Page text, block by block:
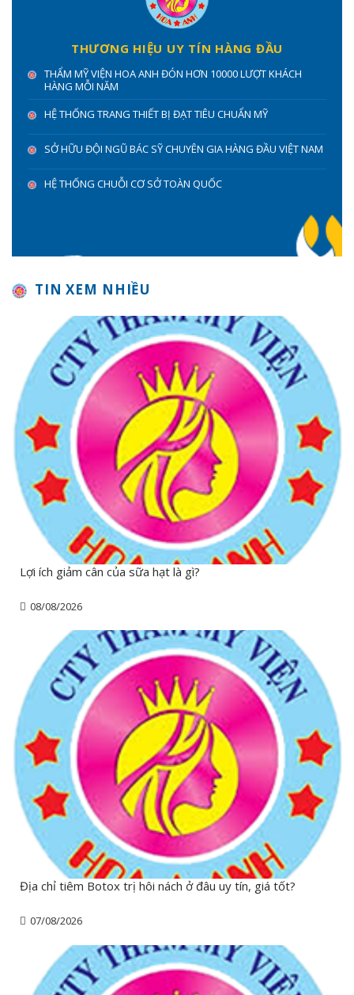
THƯƠNG HIỆU UY TÍN HÀNG ĐẦU
THẨM MỸ VIỆN HOA ANH ĐÓN HƠN 10000 LƯỢT KHÁCH
HÀNG MỖI NĂM
HỆ THỐNG TRANG THIẾT BỊ ĐẠT TIÊU CHUẨN MỸ
SỞ HỮU ĐỘI NGŨ BÁC SỸ CHUYÊN GIA HÀNG ĐẦU VIỆT NAM
HỆ THỐNG CHUỖI CƠ SỞ TOÀN QUỐC
TIN XEM NHIỀU
Lợi ích giảm cân của sữa hạt là gì?
08/08/2026
Địa chỉ tiêm Botox trị hôi nách ở đâu uy tín, giá tốt?
07/08/2026